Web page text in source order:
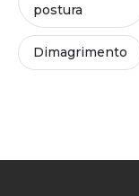
postura
Dimagrimento